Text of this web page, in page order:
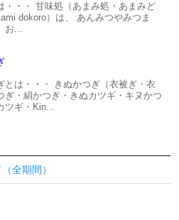
・・・ 甘味処（あまみ処・あまみど
dokoro）は、 あんみつやみつま
お...
とは・・・ きぬかつぎ（衣被ぎ・衣
ぎ・絹かつぎ・きぬカツギ・キヌかつ
ツギ・Kin...
全期間）